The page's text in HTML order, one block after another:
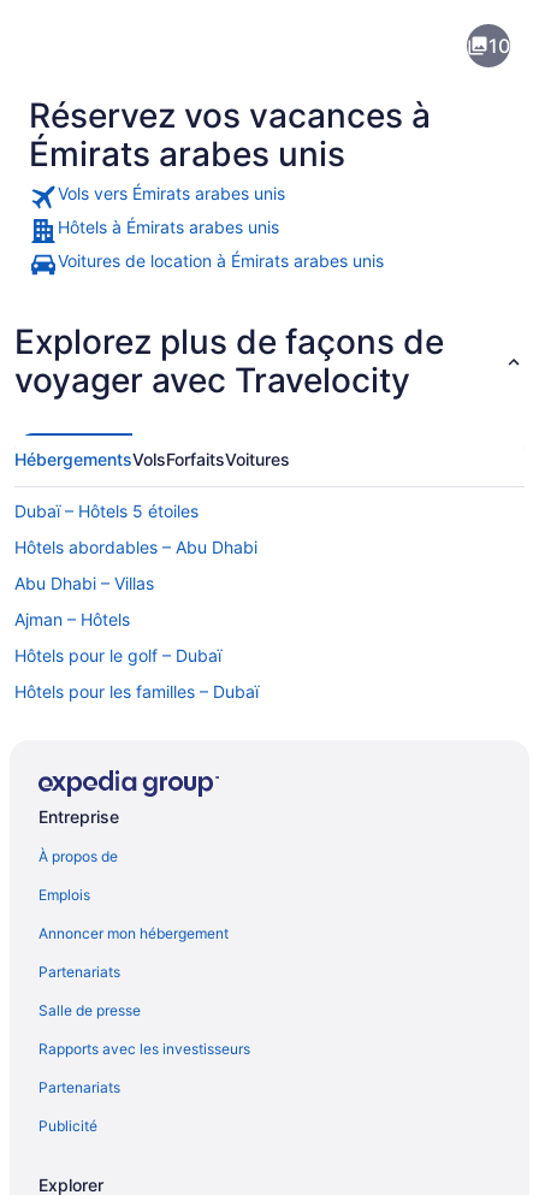
suivante :
Émirats
arabes
unis
Le Burj Khalifa encadré par une
10
Réservez vos vacances à
Émirats arabes unis
Vols vers Émirats arabes unis
Hôtels à Émirats arabes unis
Voitures de location à Émirats arabes unis
Explorez plus de façons de
voyager avec Travelocity
HébergementsVolsForfaitsVoitures
Dubaï – Hôtels 5 étoiles
Hôtels abordables – Abu Dhabi
Abu Dhabi – Villas
Ajman – Hôtels
Hôtels pour le golf – Dubaï
Hôtels pour les familles – Dubaï
Dubaï – Hôtels
Umm al Quwain – Hôtels
Dubaï – Hôtels-résidences
Dubaï – Condos
Dubaï – Condos
Dubaï – Condos
Dubaï – Appartements
Dubaï – Chalets rustiques
Hôtels acceptant les animaux – Dubaï
Entreprise
À propos de
Emplois
Annoncer mon hébergement
Partenariats
Salle de presse
Rapports avec les investisseurs
Partenariats
Publicité
Explorer